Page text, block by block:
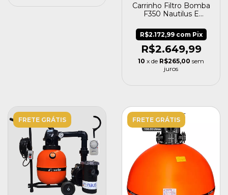
Carrinho Filtro Bomba
F350 Nautilus E
Fortyflex
R$2.649,99
R$2.172,99 com Pix
10 x de R$265,00 sem
juros
FRETE GRÁTIS FRETE GRÁTIS